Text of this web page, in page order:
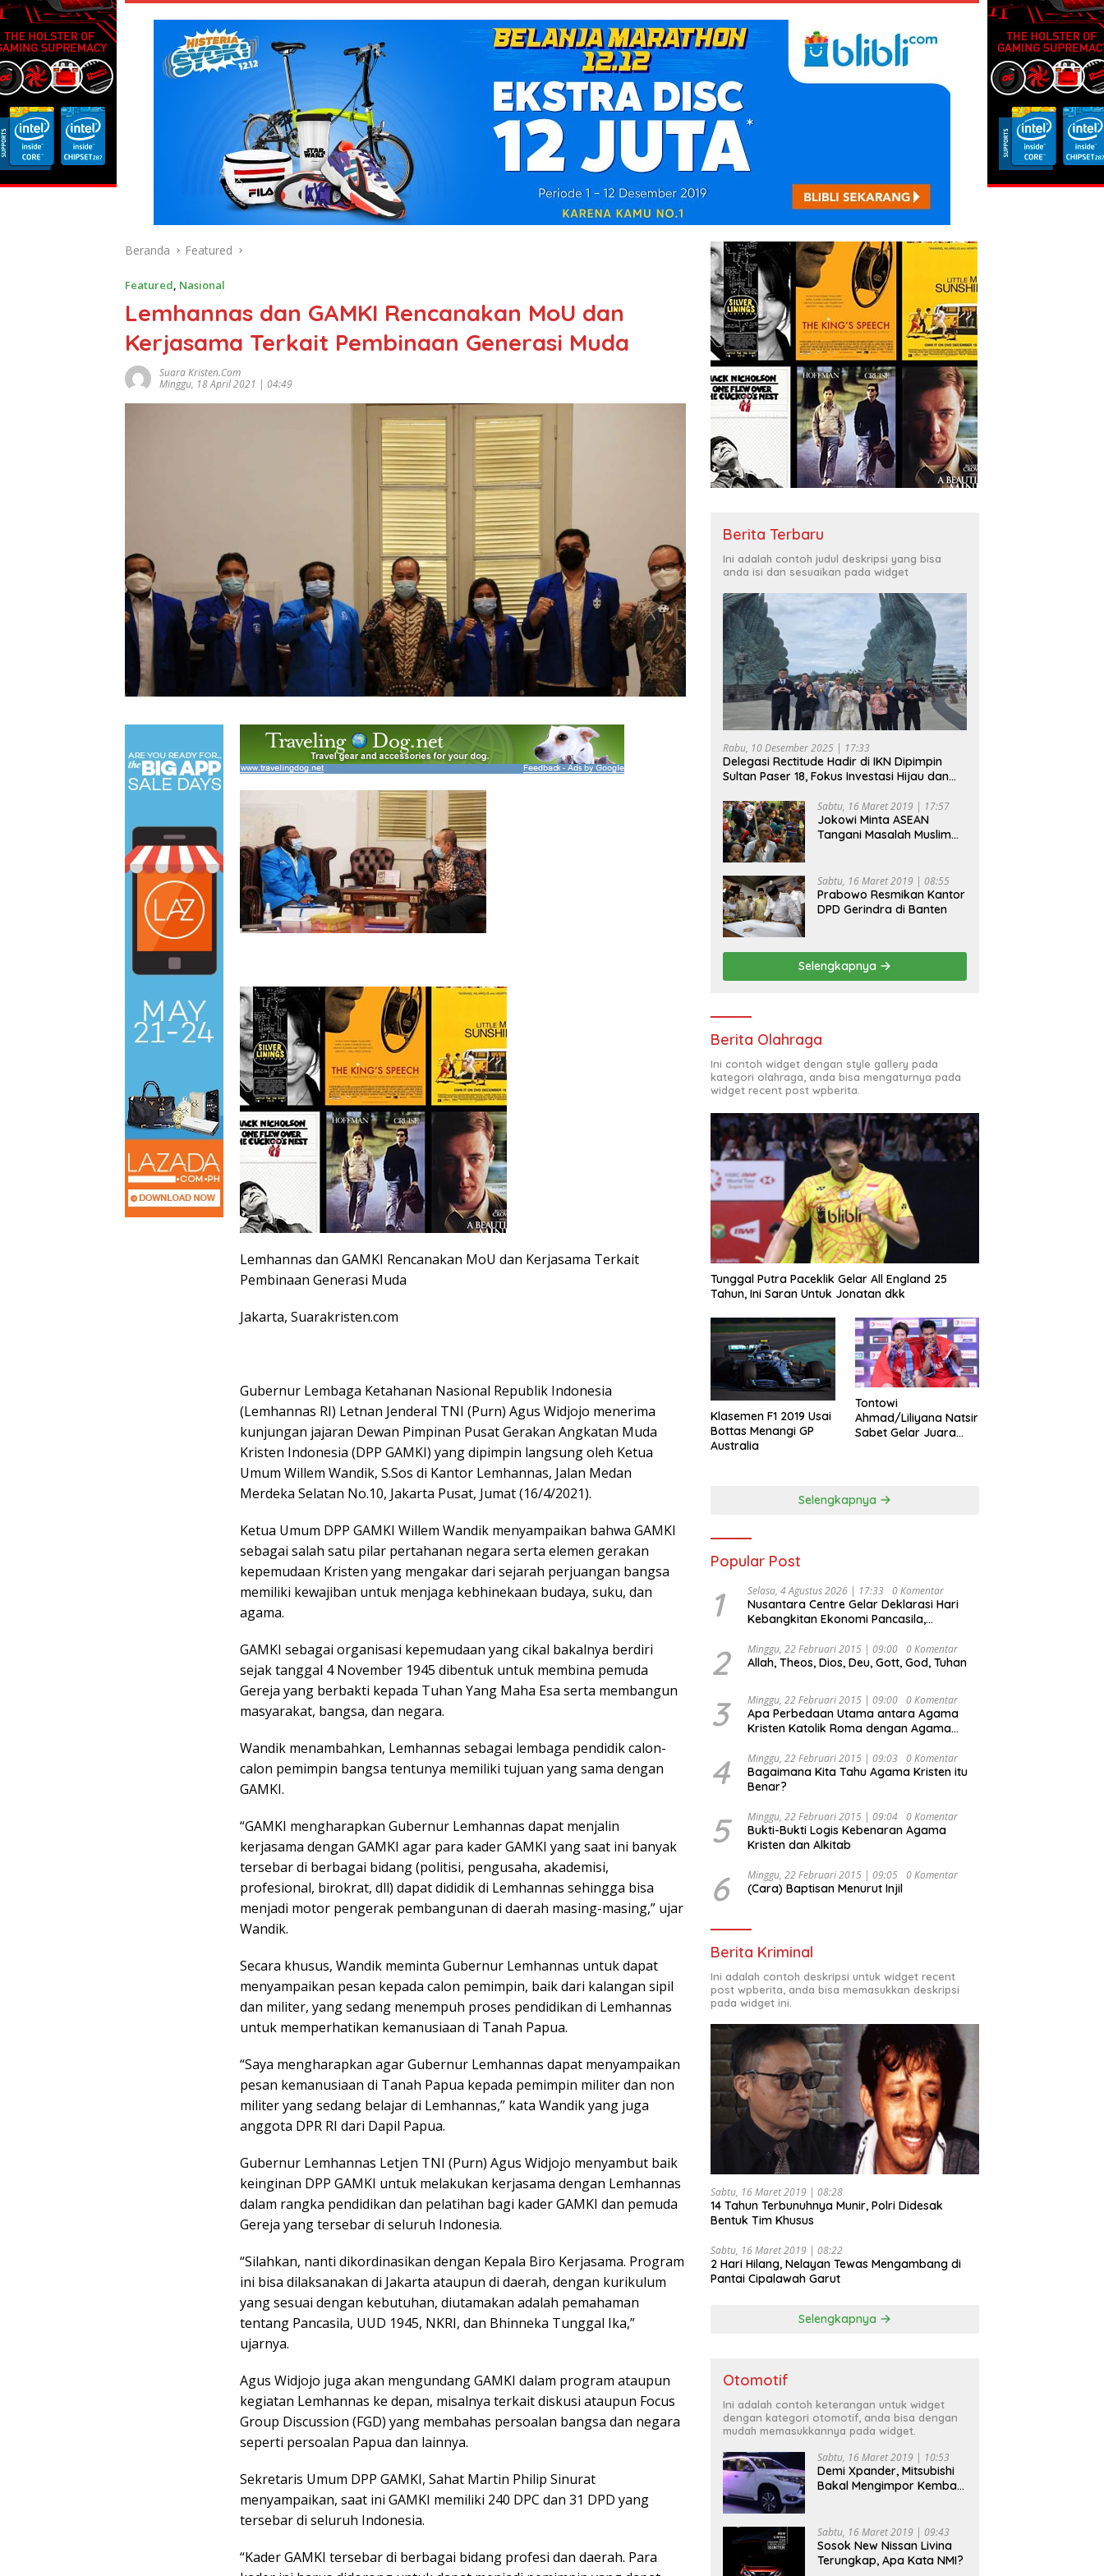
Beranda Featured
Featured, Nasional
Lemhannas dan GAMKI Rencanakan MoU dan
Kerjasama Terkait Pembinaan Generasi Muda
Suara Kristen.com
Minggu, 18 April 2021 | 04:49
Lemhannas dan GAMKI Rencanakan MoU dan Kerjasama Terkait
Pembinaan Generasi Muda
Jakarta, Suarakristen.com
Gubernur Lembaga Ketahanan Nasional Republik Indonesia
(Lemhannas RI) Letnan Jenderal TNI (Purn) Agus Widjojo menerima
kunjungan jajaran Dewan Pimpinan Pusat Gerakan Angkatan Muda
Kristen Indonesia (DPP GAMKI) yang dipimpin langsung oleh Ketua
Umum Willem Wandik, S.Sos di Kantor Lemhannas, Jalan Medan
Merdeka Selatan No.10, Jakarta Pusat, Jumat (16/4/2021).
Ketua Umum DPP GAMKI Willem Wandik menyampaikan bahwa GAMKI
sebagai salah satu pilar pertahanan negara serta elemen gerakan
kepemudaan Kristen yang mengakar dari sejarah perjuangan bangsa
memiliki kewajiban untuk menjaga kebhinekaan budaya, suku, dan
agama.
GAMKI sebagai organisasi kepemudaan yang cikal bakalnya berdiri
sejak tanggal 4 November 1945 dibentuk untuk membina pemuda
Gereja yang berbakti kepada Tuhan Yang Maha Esa serta membangun
masyarakat, bangsa, dan negara.
Wandik menambahkan, Lemhannas sebagai lembaga pendidik calon-
calon pemimpin bangsa tentunya memiliki tujuan yang sama dengan
GAMKI.
“GAMKI mengharapkan Gubernur Lemhannas dapat menjalin
kerjasama dengan GAMKI agar para kader GAMKI yang saat ini banyak
tersebar di berbagai bidang (politisi, pengusaha, akademisi,
profesional, birokrat, dll) dapat dididik di Lemhannas sehingga bisa
menjadi motor pengerak pembangunan di daerah masing-masing,” ujar
Wandik.
Secara khusus, Wandik meminta Gubernur Lemhannas untuk dapat
menyampaikan pesan kepada calon pemimpin, baik dari kalangan sipil
dan militer, yang sedang menempuh proses pendidikan di Lemhannas
untuk memperhatikan kemanusiaan di Tanah Papua.
“Saya mengharapkan agar Gubernur Lemhannas dapat menyampaikan
pesan kemanusiaan di Tanah Papua kepada pemimpin militer dan non
militer yang sedang belajar di Lemhannas,” kata Wandik yang juga
anggota DPR RI dari Dapil Papua.
Gubernur Lemhannas Letjen TNI (Purn) Agus Widjojo menyambut baik
keinginan DPP GAMKI untuk melakukan kerjasama dengan Lemhannas
dalam rangka pendidikan dan pelatihan bagi kader GAMKI dan pemuda
Gereja yang tersebar di seluruh Indonesia.
“Silahkan, nanti dikordinasikan dengan Kepala Biro Kerjasama. Program
ini bisa dilaksanakan di Jakarta ataupun di daerah, dengan kurikulum
yang sesuai dengan kebutuhan, diutamakan adalah pemahaman
tentang Pancasila, UUD 1945, NKRI, dan Bhinneka Tunggal Ika,”
ujarnya.
Agus Widjojo juga akan mengundang GAMKI dalam program ataupun
kegiatan Lemhannas ke depan, misalnya terkait diskusi ataupun Focus
Group Discussion (FGD) yang membahas persoalan bangsa dan negara
seperti persoalan Papua dan lainnya.
Sekretaris Umum DPP GAMKI, Sahat Martin Philip Sinurat
menyampaikan, saat ini GAMKI memiliki 240 DPC dan 31 DPD yang
tersebar di seluruh Indonesia.
“Kader GAMKI tersebar di berbagai bidang profesi dan daerah. Para
Berita Terbaru
Ini adalah contoh judul deskripsi yang bisa
anda isi dan sesuaikan pada widget
Rabu, 10 Desember 2025 | 17:33
Delegasi Rectitude Hadir di IKN Dipimpin
Sultan Paser 18, Fokus Investasi Hijau dan
Sabtu, 16 Maret 2019 | 17:57
Jokowi Minta ASEAN
Tangani Masalah Muslim
Sabtu, 16 Maret 2019 | 08:55
Prabowo Resmikan Kantor
DPD Gerindra di Banten
Selengkapnya
Berita Olahraga
Ini contoh widget dengan style gallery pada
kategori olahraga, anda bisa mengaturnya pada
widget recent post wpberita.
Tunggal Putra Paceklik Gelar All England 25
Tahun, Ini Saran Untuk Jonatan dkk
Klasemen F1 2019 Usai
Bottas Menangi GP
Australia
Tontowi
Ahmad/Liliyana Natsir
Sabet Gelar Juara
Selengkapnya
Popular Post
1 Selasa, 4 Agustus 2026 | 17:33 0 Komentar
Nusantara Centre Gelar Deklarasi Hari
Kebangkitan Ekonomi Pancasila,
Djojohadikusumo Anti Penjajahan
(Pergolakan Ekonomi Politik Indonesia) &
Undang Perekonomian Nasional dan
Kesejahteraan Sosial dalam Menata
Bangsa Menuju Indonesia Emas 2045”,
2 Minggu, 22 Februari 2015 | 09:00 0 Komentar
Allah, Theos, Dios, Deu, Gott, God, Tuhan
3 Minggu, 22 Februari 2015 | 09:00 0 Komentar
Apa Perbedaan Utama antara Agama
Kristen Katolik Roma dengan Agama
4 Minggu, 22 Februari 2015 | 09:03 0 Komentar
Bagaimana Kita Tahu Agama Kristen itu
Benar?
5 Minggu, 22 Februari 2015 | 09:04 0 Komentar
Bukti-Bukti Logis Kebenaran Agama
Kristen dan Alkitab
6 Minggu, 22 Februari 2015 | 09:05 0 Komentar
(Cara) Baptisan Menurut Injil
Berita Kriminal
Ini adalah contoh deskripsi untuk widget recent
post wpberita, anda bisa memasukkan deskripsi
pada widget ini.
Sabtu, 16 Maret 2019 | 08:28
14 Tahun Terbunuhnya Munir, Polri Didesak
Bentuk Tim Khusus
Sabtu, 16 Maret 2019 | 08:22
2 Hari Hilang, Nelayan Tewas Mengambang di
Pantai Cipalawah Garut
Selengkapnya
Otomotif
Ini adalah contoh keterangan untuk widget
dengan kategori otomotif, anda bisa dengan
mudah memasukkannya pada widget.
Sabtu, 16 Maret 2019 | 10:53
Demi Xpander, Mitsubishi
Bakal Mengimpor Kembali
Sabtu, 16 Maret 2019 | 09:43
Sosok New Nissan Livina
Terungkap, Apa Kata NMI?